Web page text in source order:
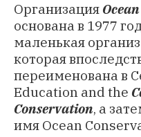
Организация
основана в 1977
маленькая
которая
переименована в
Education and the
Conservation, а
имя Ocean